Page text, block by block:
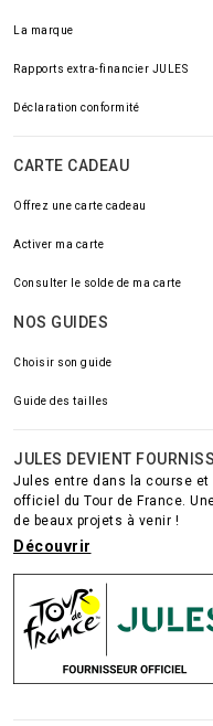
La marque
Rapports extra-financier JULES
Déclaration conformité
CARTE CADEAU
Offrez une carte cadeau
Activer ma carte
Consulter le solde de ma carte
NOS GUIDES
Choisir son guide
Guide des tailles
JULES DEVIENT
Jules entre dans la course
officiel du Tour de France.
de beaux projets à venir !
Découvrir